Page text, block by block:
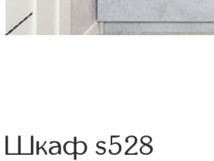
Шкаф s528